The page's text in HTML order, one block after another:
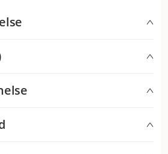
Applaws våtfôr er
fargestoffer og
inneholder heller ikke korn,
glukose!
tunfiskfilet 30 %, fiskebuljong, ris. 4
tunfiskfilet 55 %, fiskebuljong,